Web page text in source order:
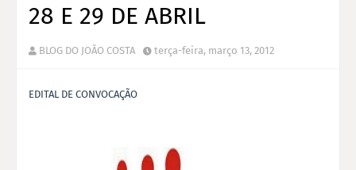
28 E 29 DE ABRIL
BLOG DO JOÃO COSTA terça-feira, março 13, 2012
EDITAL DE CONVOCAÇÃO